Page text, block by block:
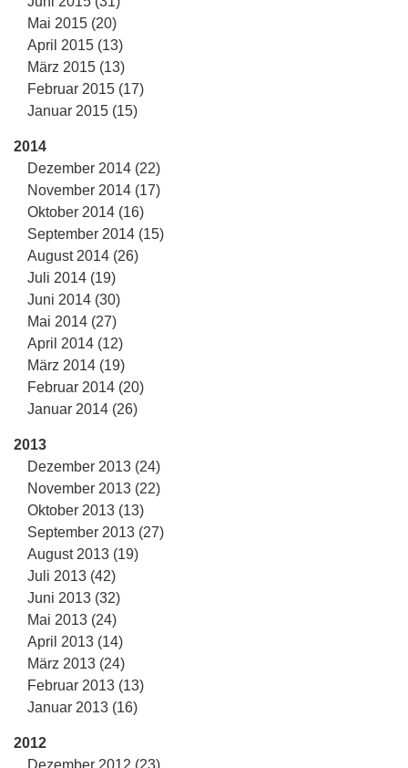
Mai 2015 (20)
April 2015 (13)
März 2015 (13)
Februar 2015 (17)
Januar 2015 (15)
2014
Dezember 2014 (22)
November 2014 (17)
Oktober 2014 (16)
September 2014 (15)
August 2014 (26)
Juli 2014 (19)
Juni 2014 (30)
Mai 2014 (27)
April 2014 (12)
März 2014 (19)
Februar 2014 (20)
Januar 2014 (26)
2013
Dezember 2013 (24)
November 2013 (22)
Oktober 2013 (13)
September 2013 (27)
August 2013 (19)
Juli 2013 (42)
Juni 2013 (32)
Mai 2013 (24)
April 2013 (14)
März 2013 (24)
Februar 2013 (13)
Januar 2013 (16)
2012